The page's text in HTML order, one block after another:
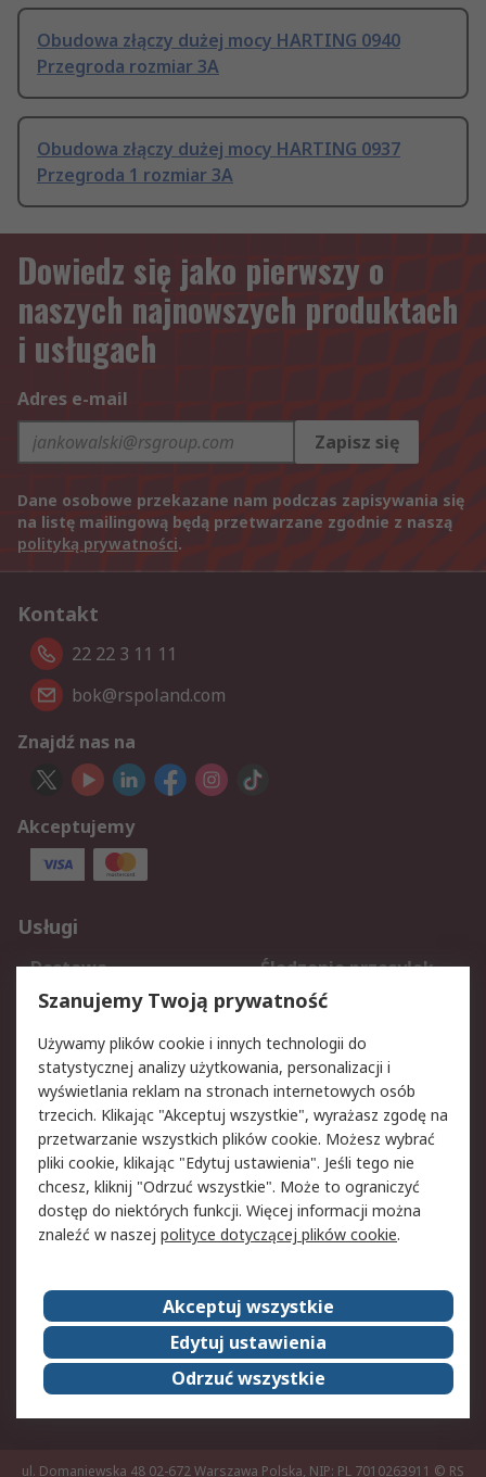
Obudowa złączy dużej mocy HARTING 0940
Przegroda rozmiar 3A
Obudowa złączy dużej mocy HARTING 0937
Przegroda 1 rozmiar 3A
Dowiedz się jako pierwszy o
naszych najnowszych produktach
i usługach
Adres e-mail
Zapisz się
Dane osobowe przekazane nam podczas zapisywania się
na listę mailingową będą przetwarzane zgodnie z naszą
polityką prywatności.
Kontakt
22 22 3 11 11
bok@rspoland.com
Znajdź nas na
Akceptujemy
Usługi
Dostawa
Śledzenie przesyłek
Reklamacje i zwroty
Rejestracja
Aspekty prawne
Bezpieczeństwo e-
maila
Polityka dotycząca
plików cookie
Polityka prywatności
Użytkowanie witryny
Zastrzeżenia prawne
Warunki Sprzedaży
Kontakt
O firmie RS
RS na świecie
Kariera
Nagrody dla RS
ESG
ul. Domaniewska 48 02-672 Warszawa Polska, NIP: PL 7010263911 © RS
Szanujemy Twoją prywatność
Używamy plików cookie i innych technologii do
statystycznej analizy użytkowania, personalizacji i
wyświetlania reklam na stronach internetowych osób
trzecich. Klikając "Akceptuj wszystkie", wyrażasz zgodę na
przetwarzanie wszystkich plików cookie. Możesz wybrać
pliki cookie, klikając "Edytuj ustawienia". Jeśli tego nie
chcesz, kliknij "Odrzuć wszystkie". Może to ograniczyć
dostęp do niektórych funkcji. Więcej informacji można
znaleźć w naszej polityce dotyczącej plików cookie.
Akceptuj wszystkie
Edytuj ustawienia
Odrzuć wszystkie